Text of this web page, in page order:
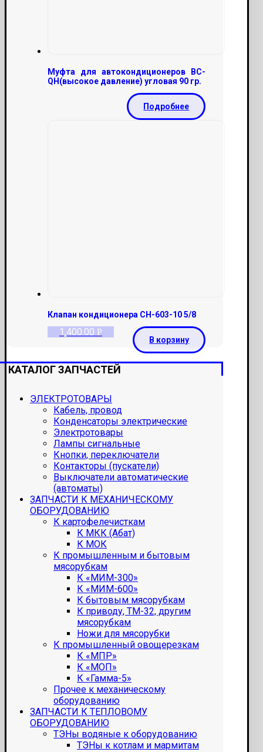
Муфта для автокондиционеров ВС-
QН(высокое давление) угловая 90 гр.
Подробнее
Клапан кондиционера СН-603-10 5/8
1,400.00 Р
В корзину
КАТАЛОГ ЗАПЧАСТЕЙ
ЭЛЕКТРОТОВАРЫ
Кабель, провод
Конденсаторы электрические
Электротовары
Лампы сигнальные
Кнопки, переключатели
Контакторы (пускатели)
Выключатели автоматические
(автоматы)
ЗАПЧАСТИ К МЕХАНИЧЕСКОМУ
ОБОРУДОВАНИЮ
К картофелечисткам
К МКК (Абат)
К МОК
К промышленным и бытовым
мясорубкам
К «МИМ-300»
К «МИМ-600»
К бытовым мясорубкам
К приводу, ТМ-32, другим
мясорубкам
Ножи для мясорубки
К промышленный овощерезкам
К «МПР»
К «МОП»
К «Гамма-5»
Прочее к механическому
оборудованию
ЗАПЧАСТИ К ТЕПЛОВОМУ
ОБОРУДОВАНИЮ
ТЭНы водяные к оборудованию
ТЭНы к котлам и мармитам